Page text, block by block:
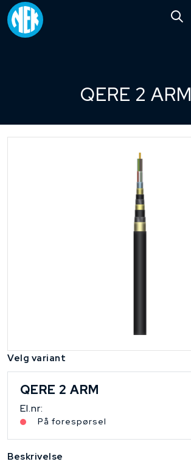
QERE 2 ARM
Velg variant
QERE 2 ARM
El.nr:
På forespørsel
Beskrivelse